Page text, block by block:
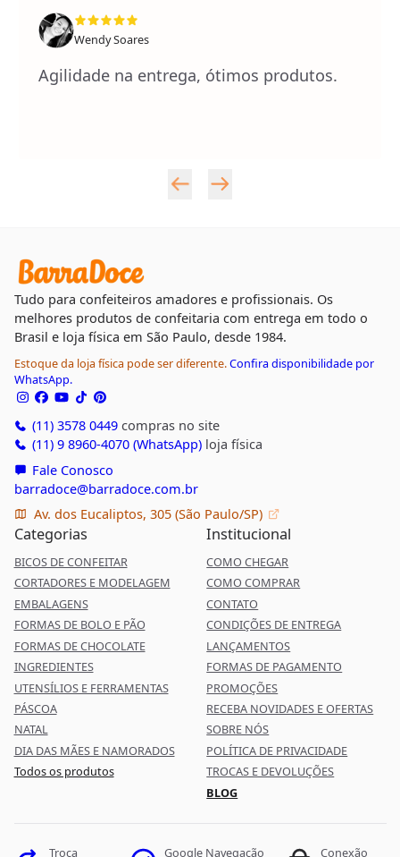
Wendy Soares
Agilidade na entrega, ótimos produtos.
Tudo para confeiteiros amadores e profissionais. Os
melhores produtos de confeitaria com entrega em todo o
Brasil e loja física em São Paulo, desde 1984.
Estoque da loja física pode ser diferente.Confira disponibilidade por
WhatsApp.
(11) 3578 0449compras no site
(11) 9 8960-4070 (WhatsApp)loja física
Fale Conosco
barradoce@barradoce.com.br
Av. dos Eucaliptos, 305 (São Paulo/SP)
Categorias
BICOS DE CONFEITAR
CORTADORES E MODELAGEM
EMBALAGENS
FORMAS DE BOLO E PÃO
FORMAS DE CHOCOLATE
INGREDIENTES
UTENSÍLIOS E FERRAMENTAS
PÁSCOA
NATAL
DIA DAS MÃES E NAMORADOS
Todos os produtos
Institucional
COMO CHEGAR
COMO COMPRAR
CONTATO
CONDIÇÕES DE ENTREGA
LANÇAMENTOS
FORMAS DE PAGAMENTO
PROMOÇÕES
RECEBA NOVIDADES E OFERTAS
SOBRE NÓS
POLÍTICA DE PRIVACIDADE
TROCAS E DEVOLUÇÕES
BLOG
Troca Google Navegação Conexão